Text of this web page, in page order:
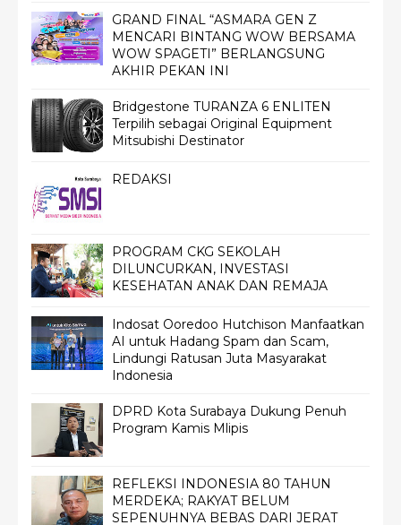
GRAND FINAL “ASMARA GEN Z
MENCARI BINTANG WOW BERSAMA
WOW SPAGETI” BERLANGSUNG
AKHIR PEKAN INI
Bridgestone TURANZA 6 ENLITEN
Terpilih sebagai Original Equipment
Mitsubishi Destinator
REDAKSI
PROGRAM CKG SEKOLAH
DILUNCURKAN, INVESTASI
KESEHATAN ANAK DAN REMAJA
Indosat Ooredoo Hutchison Manfaatkan
AI untuk Hadang Spam dan Scam,
Lindungi Ratusan Juta Masyarakat
Indonesia
DPRD Kota Surabaya Dukung Penuh
Program Kamis Mlipis
REFLEKSI INDONESIA 80 TAHUN
MERDEKA; RAKYAT BELUM
SEPENUHNYA BEBAS DARI JERAT